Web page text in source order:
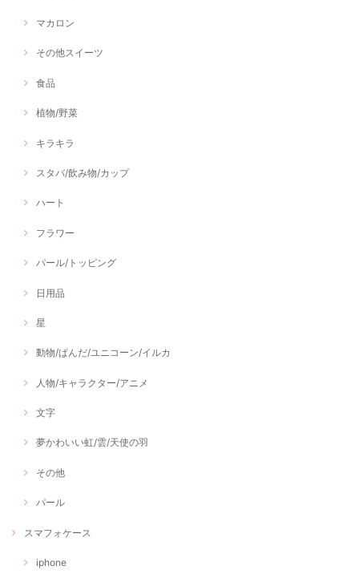
マカロン
その他スイーツ
食品
植物/野菜
キラキラ
スタバ/飲み物/カップ
ハート
フラワー
パール/トッピング
日用品
星
動物/ぱんだ/ユニコーン/イルカ
人物/キャラクター/アニメ
文字
夢かわいい虹/雲/天使の羽
その他
パール
スマフォケース
iphone